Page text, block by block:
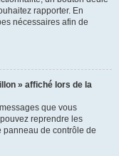
rapporter. En
nécessaires afin de
» affiché lors de la
que vous
reprendre les
de contrôle de